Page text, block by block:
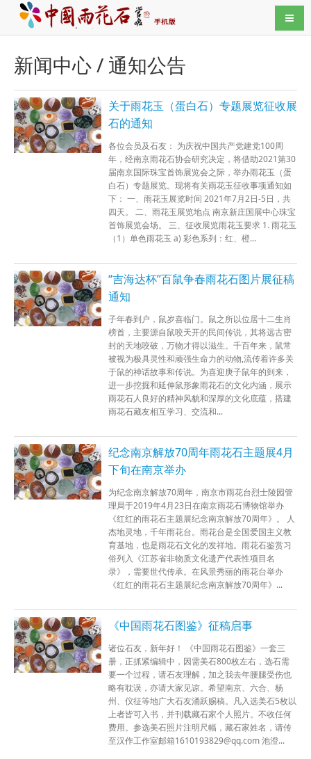
导航
新闻中心 / 通知公告
关于雨花玉（蛋白石）专题展览征收展
石的通知
各位会员及石友： 为庆祝中国共产党建党100周
年，经南京雨花石协会研究决定，将借助2021第30
届南京国际珠宝首饰展览会之际，举办雨花玉（蛋
白石）专题展览。现将有关雨花玉征收事项通知如
下： 一、雨花玉展览时间 2021年7月2日-5日，共
四天。 二、雨花玉展览地点 南京新庄国展中心珠宝
首饰展览会场。 三、征收展览雨花玉要求 1. 雨花玉
（1）单色雨花玉 a) 彩色系列：红、橙...
“吉海达杯”百鼠争春雨花石图片展征稿
通知
子年春到户，鼠岁喜临门。鼠之所以位居十二生肖
榜首，主要源自鼠咬天开的民间传说，其将远古密
封的天地咬破，万物才得以滋生。千百年来，鼠常
被视为极具灵性和顽强生命力的动物,流传着许多关
于鼠的神话故事和传说。为喜迎庚子鼠年的到来，
进一步挖掘和延伸鼠形象雨花石的文化内涵，展示
雨花石人良好的精神风貌和深厚的文化底蕴，搭建
雨花石藏友相互学习、交流和...
纪念南京解放70周年雨花石主题展4月
下旬在南京举办
为纪念南京解放70周年，南京市雨花台烈士陵园管
理局于2019年4月23日在南京雨花石博物馆举办
《红红的雨花石主题展纪念南京解放70周年》。 人
杰地灵地，千年雨花台。雨花台是全国爱国主义教
育基地，也是雨花石文化的发祥地。雨花石鉴赏习
俗列入《江苏省非物质文化遗产代表性项目名
录》，需要世代传承。在风景秀丽的雨花台举办
《红红的雨花石主题展纪念南京解放70周年》...
《中国雨花石图鉴》征稿启事
诸位石友，新年好！ 《中国雨花石图鉴》一套三
册，正抓紧编辑中，因需美石800枚左右，选石需
要一个过程，请石友理解，加之我去年腰腿受伤也
略有耽误，亦请大家见谅。希望南京、六合、杨
州、仪征等地广大石友涌跃赐稿。凡入选美石5枚以
上者皆可入书，并刊载藏石家个人照片。不收任何
费用。参选美石照片注明尺幅，藏石家姓名，请传
至汉作工作室邮箱1610193829@qq.com 池澄...